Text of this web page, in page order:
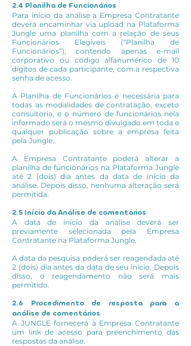
2.4 Planilha de Funcionários
Para início da análise a Empresa Contratante
deverá encaminhar via upload na Plataforma
Jungle uma planilha com a relação de seus
Funcionários Elegíveis (“Planilha de
Funcionários”), contendo apenas e-mail
corporativo ou código alfanumérico de 10
dígitos de cada participante, com a respectiva
senha de acesso.
A Planilha de Funcionários é necessária para
todas as modalidades de contratação, exceto
consultoria, e o número de funcionários nela
informado será o mesmo divulgado em toda e
qualquer publicação sobre a empresa feita
pela Jungle.
A Empresa Contratante poderá alterar a
planilha de funcionários na Plataforma Jungle
até 2 (dois) dia antes da data de início da
análise. Depois disso, nenhuma alteração será
permitida.
2.5 Início da Análise de comentários
A data de início da análise deverá ser
previamente selecionada pela Empresa
Contratante na Plataforma Jungle.
A data da pesquisa poderá ser reagendada até
2 (dois) dia antes da data de seu início. Depois
disso, o reagendamento não será mais
permitido.
2.6 Procedimento de resposta para a
análise de comentários
A JUNGLE fornecerá à Empresa Contratante
um link de acesso para preenchimento das
respostas da análise.